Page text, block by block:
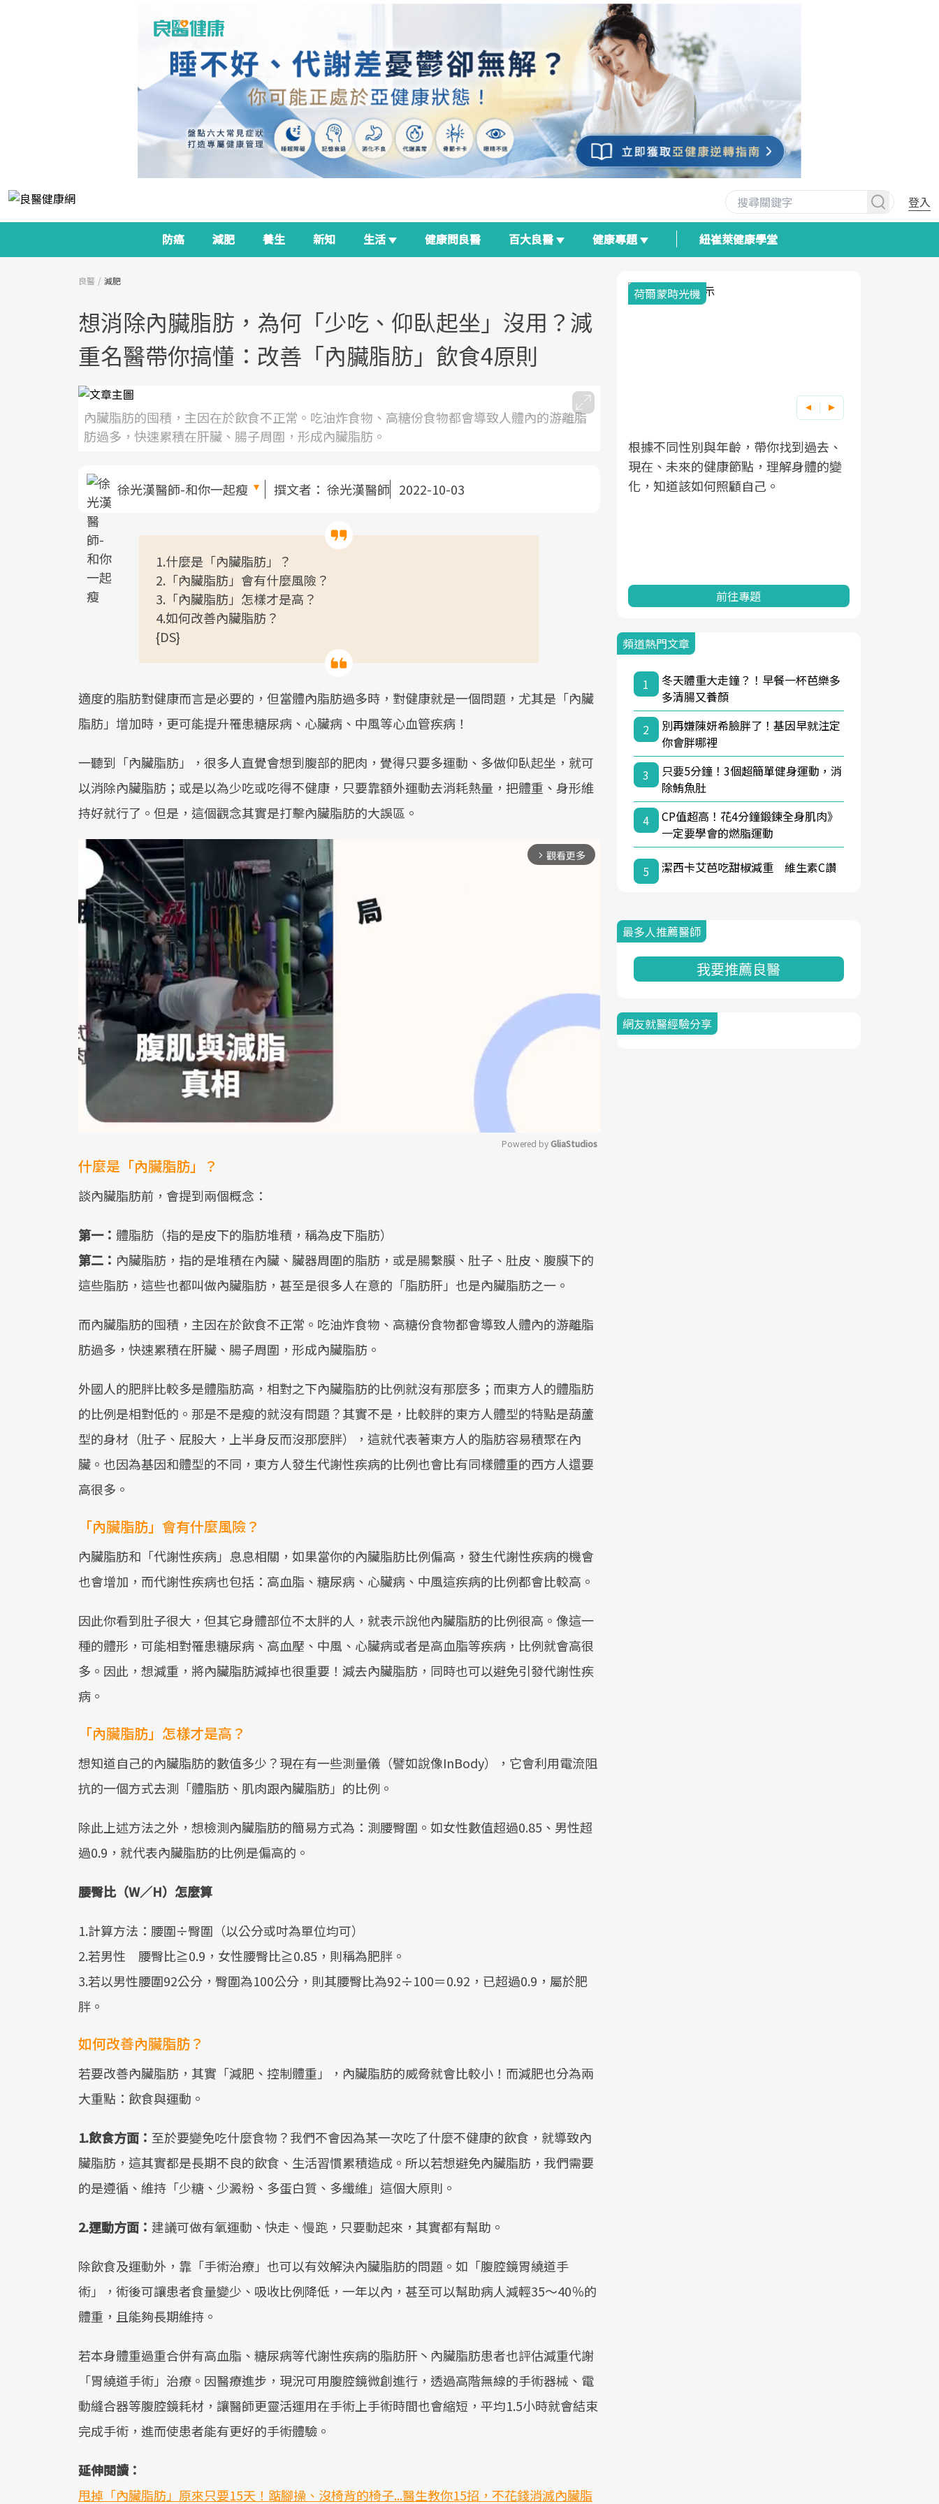
登入
防癌 減肥 養生 新知 生活 健康問良醫 百大良醫 健康專題 紐崔萊健康學堂
良醫 減肥
想消除內臟脂肪，為何「少吃、仰臥起坐」沒用？減
重名醫帶你搞懂：改善「內臟脂肪」飲食4原則
內臟脂肪的囤積，主因在於飲食不正常。吃油炸食物、高糖份食物都會導致人體內的游離脂
肪過多，快速累積在肝臟、腸子周圍，形成內臟脂肪。
徐光漢醫師-和你一起瘦 撰文者： 徐光漢醫師 2022-10-03
1.什麼是「內臟脂肪」？
2.「內臟脂肪」會有什麼風險？
3.「內臟脂肪」怎樣才是高？
4.如何改善內臟脂肪？
{DS}
適度的脂肪對健康而言是必要的，但當體內脂肪過多時，對健康就是一個問題，尤其是「內臟
脂肪」增加時，更可能提升罹患糖尿病、心臟病、中風等心血管疾病！
一聽到「內臟脂肪」，很多人直覺會想到腹部的肥肉，覺得只要多運動、多做仰臥起坐，就可
以消除內臟脂肪；或是以為少吃或吃得不健康，只要靠額外運動去消耗熱量，把體重、身形維
持好就行了。但是，這個觀念其實是打擊內臟脂肪的大誤區。
arrow_forward_ios 觀看更多
Powered by GliaStudios
什麼是「內臟脂肪」？
談內臟脂肪前，會提到兩個概念：
第一： 體脂肪（指的是皮下的脂肪堆積，稱為皮下脂肪）
第二： 內臟脂肪，指的是堆積在內臟、臟器周圍的脂肪，或是腸繫膜、肚子、肚皮、腹膜下的
這些脂肪，這些也都叫做內臟脂肪，甚至是很多人在意的「脂肪肝」也是內臟脂肪之一。
而內臟脂肪的囤積，主因在於飲食不正常。吃油炸食物、高糖份食物都會導致人體內的游離脂
肪過多，快速累積在肝臟、腸子周圍，形成內臟脂肪。
外國人的肥胖比較多是體脂肪高，相對之下內臟脂肪的比例就沒有那麼多；而東方人的體脂肪
的比例是相對低的。那是不是瘦的就沒有問題？其實不是，比較胖的東方人體型的特點是葫蘆
型的身材（肚子、屁股大，上半身反而沒那麼胖），這就代表著東方人的脂肪容易積聚在內
臟。也因為基因和體型的不同，東方人發生代謝性疾病的比例也會比有同樣體重的西方人還要
高很多。
「內臟脂肪」會有什麼風險？
內臟脂肪和「代謝性疾病」息息相關，如果當你的內臟脂肪比例偏高，發生代謝性疾病的機會
也會增加，而代謝性疾病也包括：高血脂、糖尿病、心臟病、中風這疾病的比例都會比較高。
因此你看到肚子很大，但其它身體部位不太胖的人，就表示說他內臟脂肪的比例很高。像這一
種的體形，可能相對罹患糖尿病、高血壓、中風、心臟病或者是高血脂等疾病，比例就會高很
多。因此，想減重，將內臟脂肪減掉也很重要！減去內臟脂肪，同時也可以避免引發代謝性疾
病。
「內臟脂肪」怎樣才是高？
想知道自己的內臟脂肪的數值多少？現在有一些測量儀（譬如說像InBody），它會利用電流阻
抗的一個方式去測「體脂肪、肌肉跟內臟脂肪」的比例。
除此上述方法之外，想檢測內臟脂肪的簡易方式為：測腰臀圍。如女性數值超過0.85、男性超
過0.9，就代表內臟脂肪的比例是偏高的。
腰臀比（W／H）怎麼算
1.計算方法：腰圍÷臀圍（以公分或吋為單位均可）
2.若男性 腰臀比≧0.9，女性腰臀比≧0.85，則稱為肥胖。
3.若以男性腰圍92公分，臀圍為100公分，則其腰臀比為92÷100＝0.92，已超過0.9，屬於肥
胖。
如何改善內臟脂肪？
若要改善內臟脂肪，其實「減肥、控制體重」，內臟脂肪的威脅就會比較小！而減肥也分為兩
大重點：飲食與運動。
1.飲食方面： 至於要變免吃什麼食物？我們不會因為某一次吃了什麼不健康的飲食，就導致內
臟脂肪，這其實都是長期不良的飲食、生活習慣累積造成。所以若想避免內臟脂肪，我們需要
的是遵循、維持「少糖、少澱粉、多蛋白質、多纖維」這個大原則。
2.運動方面： 建議可做有氧運動、快走、慢跑，只要動起來，其實都有幫助。
除飲食及運動外，靠「手術治療」也可以有效解決內臟脂肪的問題。如「腹腔鏡胃繞道手
術」，術後可讓患者食量變少、吸收比例降低，一年以內，甚至可以幫助病人減輕35～40％的
體重，且能夠長期維持。
若本身體重過重合併有高血脂、糖尿病等代謝性疾病的脂肪肝丶內臟脂肪患者也評估減重代謝
「胃繞道手術」治療。因醫療進步，現況可用腹腔鏡微創進行，透過高階無線的手術器械、電
動縫合器等腹腔鏡耗材，讓醫師更靈活運用在手術上手術時間也會縮短，平均1.5小時就會結束
完成手術，進而使患者能有更好的手術體驗。
延伸閱讀：
甩掉「內臟脂肪」原來只要15天！踮腳操、沒椅背的椅子...醫生教你15招，不花錢消滅內臟脂
政策如「健康台灣推動委員會」與「長
照3.0」的推進，「預防醫學」已成全民
全面啟動你的健康革命！
建立對亞健康的認知，進而引導實際的
改善行動。
荷爾蒙時光機
根據不同性別與年齡，帶你找到過去、
現在、未來的健康節點，理解身體的變
化，知道該如何照顧自己。
前往專題
頻道熱門文章
1
冬天體重大走鐘？！早餐一杯芭樂多
多清腸又養顏
2
別再嫌陳妍希臉胖了！基因早就注定
你會胖哪裡
3
只要5分鐘！3個超簡單健身運動，消
除鮪魚肚
4
CP值超高！花4分鐘鍛鍊全身肌肉》
一定要學會的燃脂運動
5 潔西卡艾芭吃甜椒減重 維生素C讚
最多人推薦醫師
我要推薦良醫
網友就醫經驗分享